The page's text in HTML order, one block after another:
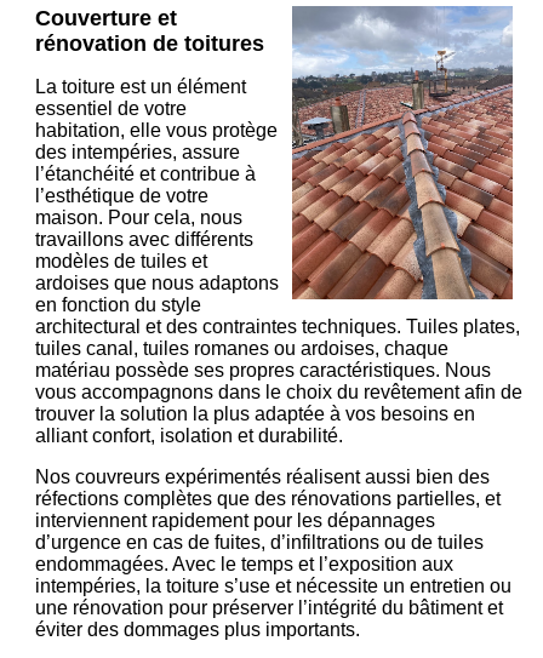
Couverture et
rénovation de toitures
La toiture est un élément
essentiel de votre
habitation, elle vous protège
des intempéries, assure
l’étanchéité et contribue à
l’esthétique de votre
maison. Pour cela, nous
travaillons avec différents
modèles de tuiles et
ardoises que nous adaptons
en fonction du style
architectural et des contraintes techniques. Tuiles plates,
tuiles canal, tuiles romanes ou ardoises, chaque
matériau possède ses propres caractéristiques. Nous
vous accompagnons dans le choix du revêtement afin de
trouver la solution la plus adaptée à vos besoins en
alliant confort, isolation et durabilité.
Nos couvreurs expérimentés réalisent aussi bien des
réfections complètes que des rénovations partielles, et
interviennent rapidement pour les dépannages
d’urgence en cas de fuites, d’infiltrations ou de tuiles
endommagées. Avec le temps et l’exposition aux
intempéries, la toiture s’use et nécessite un entretien ou
une rénovation pour préserver l’intégrité du bâtiment et
éviter des dommages plus importants.